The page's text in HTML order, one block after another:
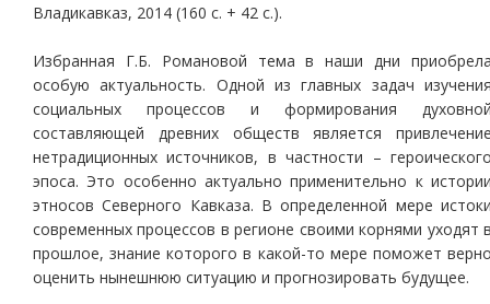
Владикавказ, 2014 (160 с. + 42 с.).
Избранная Г.Б. Романовой тема в наши дни
особую актуальность. Одной из главных задач
социальных процессов и формирования
составляющей древних обществ является
нетрадиционных источников, в частности –
эпоса. Это особенно актуально применительно к
этносов Северного Кавказа. В определенной мере
современных процессов в регионе своими корнями уходят
прошлое, знание которого в какой-то мере поможет
оценить нынешнюю ситуацию и прогнозировать будущее.